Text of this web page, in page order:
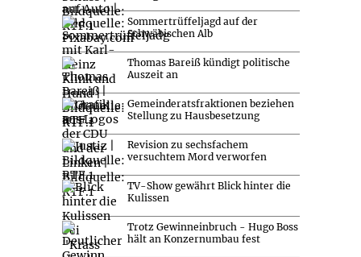
Sommertrüffeljagd auf der
Schwäbischen Alb
Thomas Bareiß kündigt politische
Auszeit an
Gemeinderatsfraktionen beziehen
Stellung zu Hausbesetzung
Revision zu sechsfachem
versuchtem Mord verworfen
TV-Show gewährt Blick hinter die
Kulissen
Trotz Gewinneinbruch - Hugo Boss
hält an Konzernumbau fest